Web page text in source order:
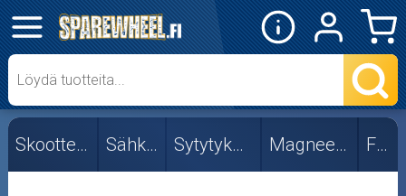
✕
Mopon osat
Skootterin osat
CPI/Keeway
Skootterin osat Sähköosat Sytytyksen osat Magneeton osat Fude